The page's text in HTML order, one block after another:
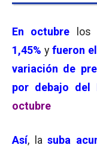
En octubre los
1,45% yfueron
variación de
por debajo del
octubre
Así, la suba